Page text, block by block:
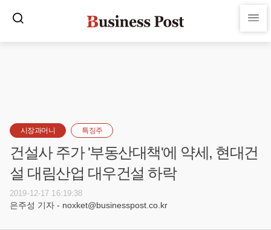
시장과머니 특징주
건설사 주가 '부동산대책'에 약세, 현대건
설 대림산업 대우건설 하락
2019-12-17 16:19:38
은주성 기자 - noxket@businesspost.co.kr